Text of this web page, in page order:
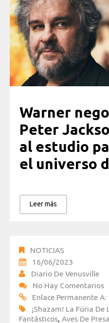
Warner
Peter
al estudio
el universo
Leer más
NOTICIAS
16/06/2023
Diario De Venusville
No Hay Comentarios
Enlace Permanente A:
¡Shazam! La Fúria De
Fantásticos, Aves De Presa